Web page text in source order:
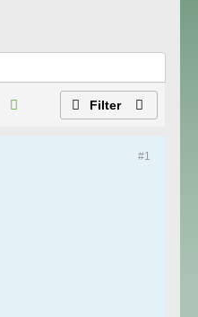
Filter
#1